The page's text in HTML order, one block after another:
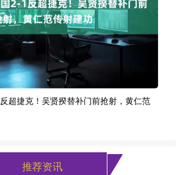
超捷克！吴贤揆替补门前抢射，黄仁范
推荐资讯